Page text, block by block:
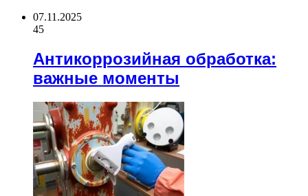
07.11.2025
45
Антикоррозийная обработка:
важные моменты